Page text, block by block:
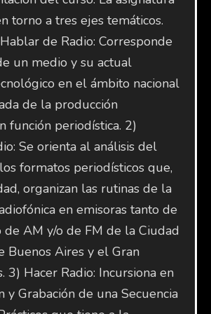
torno a tres ejes temáticos.
de Radio: Corresponde
un medio y su actual
en el ámbito nacional
de la producción
función periodística. 2)
Se orienta al análisis del
formatos periodísticos que,
organizan las rutinas de la
en emisoras tanto de
de AM y/o de FM de la Ciudad
Buenos Aires y el Gran
3) Hacer Radio: Incursiona en
y Grabación de una Secuencia